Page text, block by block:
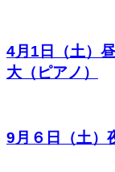
4月1日（土）
大（ピアノ）
9月６日（土）